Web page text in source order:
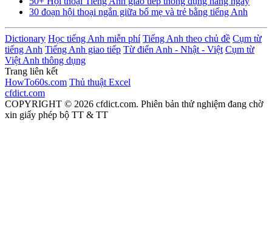
30 đoạn hội thoại ngắn giữa bố mẹ và trẻ bằng tiếng Anh
Dictionary Học tiếng Anh miễn phí Tiếng Anh theo chủ đề Cụm từ
tiếng Anh Tiếng Anh giao tiếp Từ điển Anh - Nhật - Việt Cụm từ
Việt Anh thông dụng
Trang liên kết
HowTo60s.com Thủ thuật Excel
cfdict.com
COPYRIGHT © 2026 cfdict.com. Phiên bản thử nghiệm đang chờ
xin giấy phép bộ TT & TT